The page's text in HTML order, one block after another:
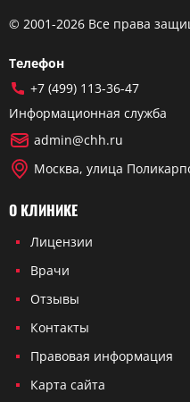
© 2001-2026 Все права
Телефон
+7 (499) 113-36-47
Информационная служба
admin@chh.ru
Москва, улица
О КЛИНИКЕ
Лицензии
Врачи
Отзывы
Контакты
Правовая информация
Карта сайта